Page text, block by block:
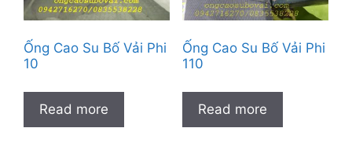
Ống Cao Su Bố Vải Phi
10
Read more
Ống Cao Su Bố Vải Phi
110
Read more